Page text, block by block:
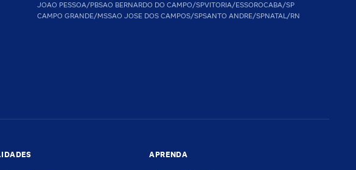
JOAO PESSOA/PBSAO BERNARDO DO CAMPO/SPVITORIA/ESSOROCABA/SP
CAMPO GRANDE/MSSAO JOSE DOS CAMPOS/SPSANTO ANDRE/SPNATAL/RN
APRENDA